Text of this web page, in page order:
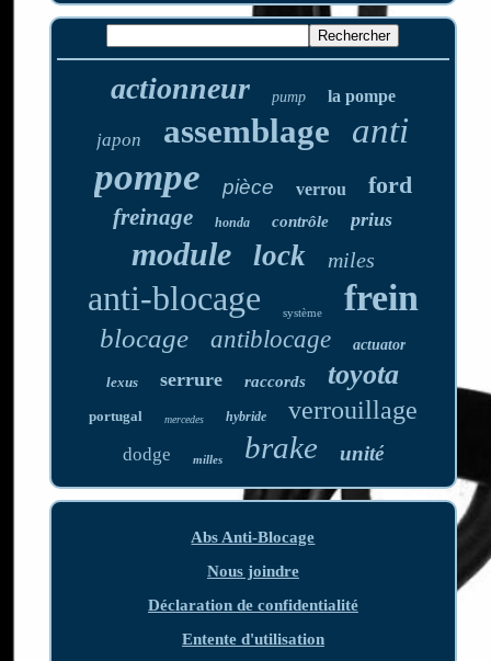
actionneur pump la pompe
japon assemblage anti
pompe pièce verrou ford
freinage honda contrôle prius
module lock miles
anti-blocage système frein
blocage antiblocage actuator
lexus serrure raccords toyota
portugal mercedes hybride verrouillage
dodge milles brake unité
Abs Anti-Blocage
Nous joindre
Déclaration de confidentialité
Entente d'utilisation